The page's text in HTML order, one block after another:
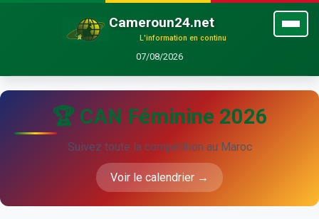
Cameroun24.net
L'information en continu
07/08/2026
🏆 CAN Féminine 2026
Suivez toute la compétition au Maroc
Voir le calendrier →